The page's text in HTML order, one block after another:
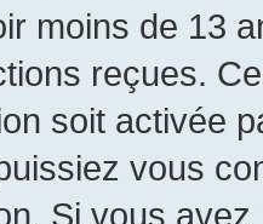
moins de 13
reçues.
soit activée
vous
Si vous